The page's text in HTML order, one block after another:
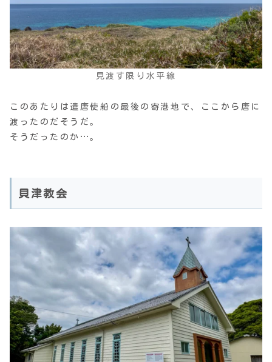
見渡す限り水平線
このあたりは遣唐使船の最後の寄港地で、ここから唐に
渡ったのだそうだ。
そうだったのか…。
貝津教会